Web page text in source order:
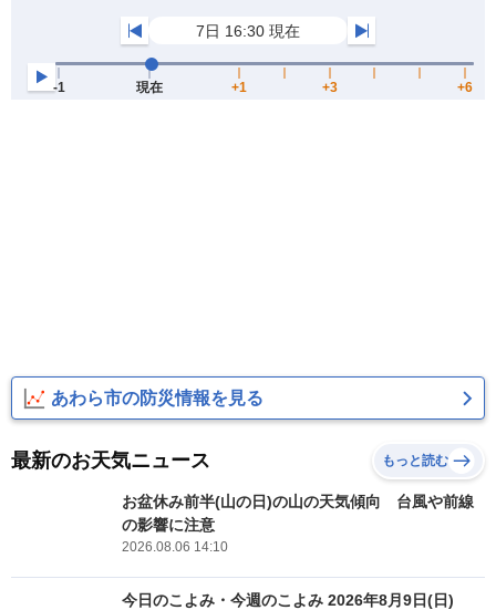
あわら市の防災情報を見る
最新のお天気ニュース もっと読む
お盆休み前半(山の日)の山の天気傾向 台風や前線
の影響に注意
2026.08.06 14:10
今日のこよみ・今週のこよみ 2026年8月9日(日)